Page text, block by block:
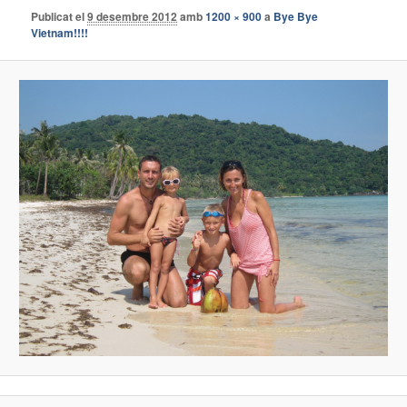
Publicat el9 desembre 2012 amb1200 × 900a Bye Bye
Vietnam!!!!